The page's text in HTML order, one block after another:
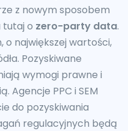
z nowym sposobem
tutaj o zero-party data.
o największej wartości,
Pozyskiwane
wymogi prawne i
Agencje PPC i SEM
do pozyskiwania
regulacyjnych będą